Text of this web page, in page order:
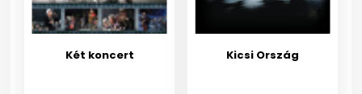
Két koncert Kicsi Ország